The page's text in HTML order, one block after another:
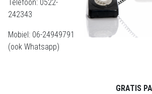
Telefoon: 0522-
242343
Mobiel: 06-24949791
(ook Whatsapp)
GRATIS